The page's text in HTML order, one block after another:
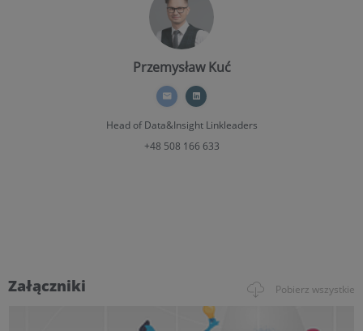
Przemysław Kuć
Head of Data&InsightLinkleaders
+48 508 166 633
Załączniki Pobierz wszystkie